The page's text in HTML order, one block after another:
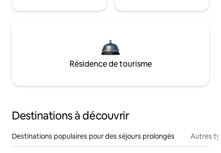
Résidence de tourisme
Destinations à découvrir
Destinations populaires pour des séjours prolongés Autres